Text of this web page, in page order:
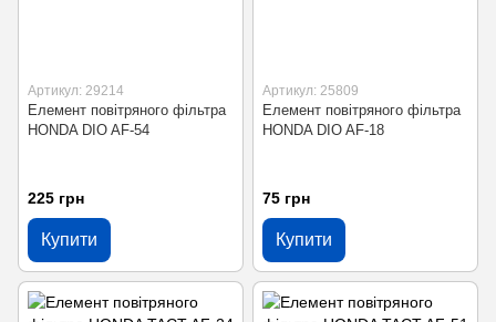
Артикул: 29214
Елемент повітряного фільтра
HONDA DIO AF-54
225 грн
Купити
Артикул: 25809
Елемент повітряного фільтра
HONDA DIO AF-18
75 грн
Купити